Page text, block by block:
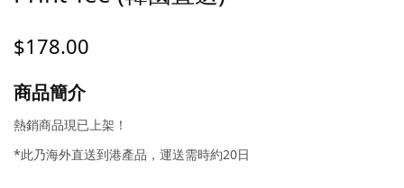
$178.00
商品簡介
熱銷商品現已上架！
*此乃海外直送到港產品，運送需時約20日